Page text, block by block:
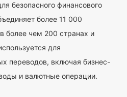
безопасного финансового
более 11 000
более чем 200 странах и
для
переводов, включая бизнес-
и валютные операции.